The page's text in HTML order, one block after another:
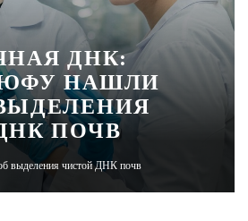
ЧЕЛОВЕК ОСОБЕННЫЙ
КУЛЬТ ЕДЫ
АФИША
ЖУРНАЛ
ДНК:
НАШЛИ
ПОЧВ
выделения чистой ДНК почв